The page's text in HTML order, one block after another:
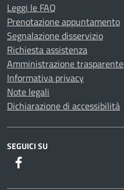
Leggi le FAQ
Prenotazione appuntamento
Segnalazione disservizio
Richiesta assistenza
Amministrazione trasparente
Informativa privacy
Note legali
Dichiarazione di accessibilità
SEGUICI SU